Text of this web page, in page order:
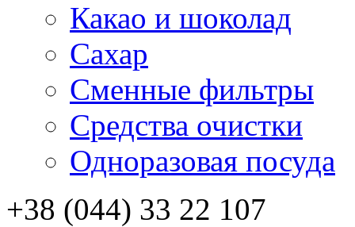
Какао и шоколад
Сахар
Сменные фильтры
Средства очистки
Одноразовая посуда
+38 (044) 33 22 107